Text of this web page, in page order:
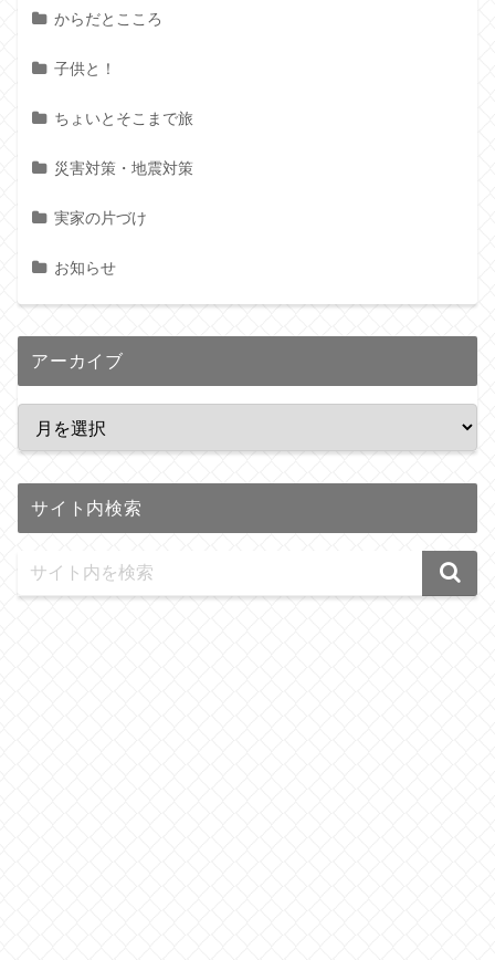
からだとこころ
子供と！
ちょいとそこまで旅
災害対策・地震対策
実家の片づけ
お知らせ
アーカイブ
サイト内検索